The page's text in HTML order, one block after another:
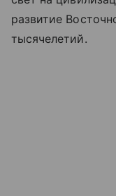
развитие
тысячелетий.